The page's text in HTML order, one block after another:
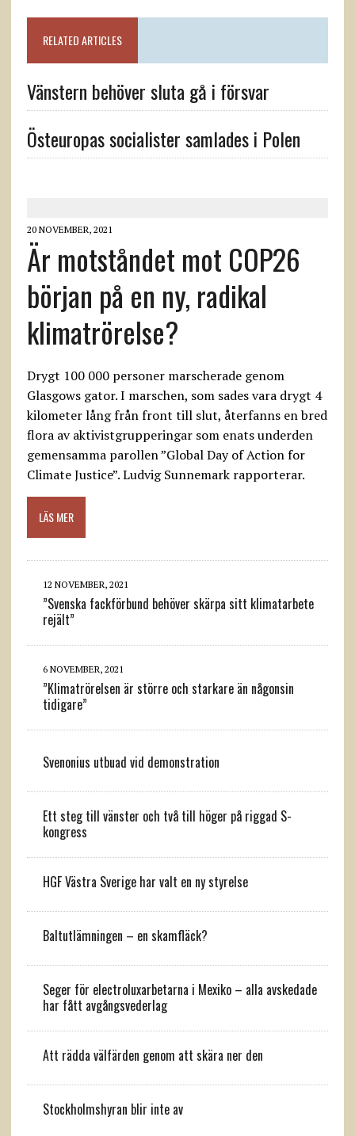
RELATED ARTICLES
Vänstern behöver sluta gå i försvar
Östeuropas socialister samlades i Polen
20 NOVEMBER, 2021
Är motståndet mot COP26
början på en ny, radikal
klimatrörelse?
Drygt 100 000 personer marscherade genom
Glasgows gator. I marschen, som sades vara drygt 4
kilometer lång från front till slut, återfanns en bred
flora av aktivistgrupperingar som enats underden
gemensamma parollen ”Global Day of Action for
Climate Justice”. Ludvig Sunnemark rapporterar.
LÄS MER
12 NOVEMBER, 2021
”Svenska fackförbund behöver skärpa sitt klimatarbete
rejält”
6 NOVEMBER, 2021
”Klimatrörelsen är större och starkare än någonsin
tidigare”
Svenonius utbuad vid demonstration
Ett steg till vänster och två till höger på riggad S-
kongress
HGF Västra Sverige har valt en ny styrelse
Baltutlämningen – en skamfläck?
Seger för electroluxarbetarna i Mexiko – alla avskedade
har fått avgångsvederlag
Att rädda välfärden genom att skära ner den
Stockholmshyran blir inte av